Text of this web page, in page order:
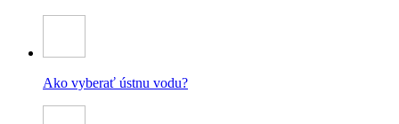
Ako vyberať ústnu vodu?